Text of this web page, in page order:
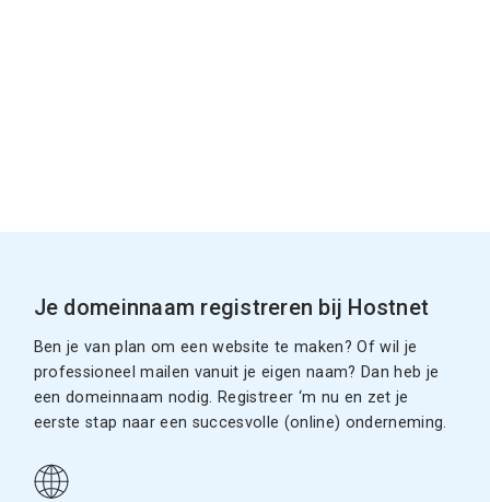
Je domeinnaam registreren bij Hostnet
Ben je van plan om een website te maken? Of wil je
professioneel mailen vanuit je eigen naam? Dan heb je
een domeinnaam nodig. Registreer ‘m nu en zet je
eerste stap naar een succesvolle (online) onderneming.